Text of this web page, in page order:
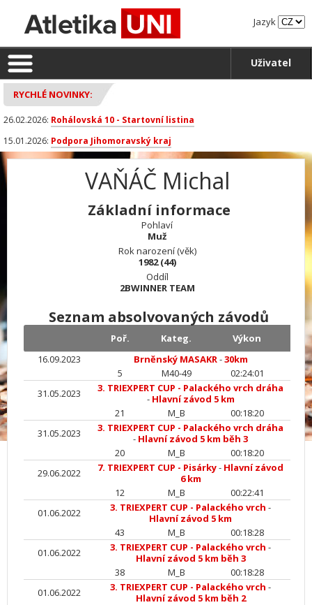
Jazyk
Uživatel
RYCHLÉ NOVINKY:
26.02.2026: Rohálovská 10 - Startovní listina
15.01.2026: Podpora Jihomoravský kraj
VAŇÁČ Michal
Základní informace
Pohlaví
Muž
Rok narození (věk)
1982 (44)
Oddíl
2BWINNER TEAM
Seznam absolvovaných závodů
Poř. Kateg.
Výkon
16.09.2023
Brněnský MASAKR-30km
5
M40-49
02:24:01
31.05.2023
3. TRIEXPERT CUP - Palackého vrch dráha
- Hlavní závod 5 km
21
M_B
00:18:20
31.05.2023
3. TRIEXPERT CUP - Palackého vrch dráha
- Hlavní závod 5 km běh 3
20
M_B
00:18:20
29.06.2022
7. TRIEXPERT CUP - Pisárky- Hlavní závod
6 km
12
M_B
00:22:41
01.06.2022
3. TRIEXPERT CUP - Palackého vrch -
Hlavní závod 5 km
43
M_B
00:18:28
01.06.2022
3. TRIEXPERT CUP - Palackého vrch -
Hlavní závod 5 km běh 3
38
M_B
00:18:28
01.06.2022
3. TRIEXPERT CUP - Palackého vrch -
Hlavní závod 5 km běh 2